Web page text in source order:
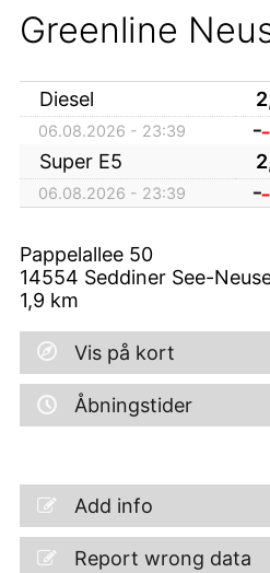
Greenline
Diesel
06.08.2026 - 23:39
Super E5
06.08.2026 - 23:39
Pappelallee 50
14554 Seddiner See-
1,9 km
Vis på kort
Åbningstider
Add info
Report wrong data